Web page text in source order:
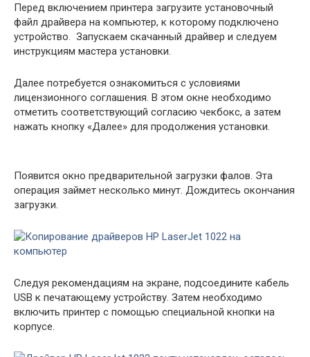
Перед включением принтера загрузите установочный
файл драйвера на компьютер, к которому подключено
устройство. Запускаем скачанный драйвер и следуем
инструкциям мастера установки.
Далее потребуется ознакомиться с условиями
лицензионного соглашения. В этом окне необходимо
отметить соответствующий согласию чекбокс, а затем
нажать кнопку «Далее» для продолжения установки.
Появится окно предварительной загрузки фалов. Эта
операция займет несколько минут. Дождитесь окончания
загрузки.
Следуя рекомендациям на экране, подсоедините кабель
USB к печатающему устройству. Затем необходимо
включить принтер с помощью специальной кнопки на
корпусе.